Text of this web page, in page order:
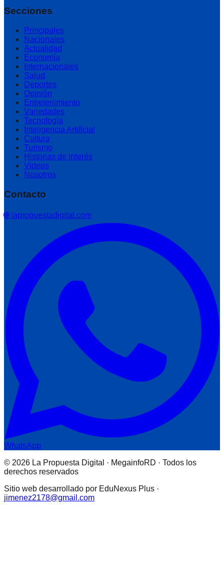
Secciones
Principales
Nacionales
Actualidad
Economía
Internacionales
Salud
Deportes
Opinión
Entretenimiento
Variedades
Tecnología
Inteligencia Artificial
Cultura
Turismo
Historias de Interés
Videos
Nosotros
Contacto
🌐 lapropuestadigital.com
WhatsApp
© 2026 La Propuesta Digital · MegainfoRD · Todos los
derechos reservados
Sitio web desarrollado por EduNexus Plus ·
jimenez2178@gmail.com